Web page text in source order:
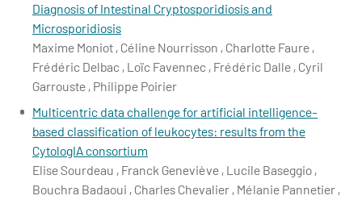
Diagnosis of Intestinal Cryptosporidiosis and
Microsporidiosis
Maxime Moniot , Céline Nourrisson , Charlotte Faure ,
Frédéric Delbac , Loïc Favennec , Frédéric Dalle , Cyril
Garrouste , Philippe Poirier
Multicentric data challenge for artificial intelligence-
based classification of leukocytes: results from the
CytologIA consortium
Elise Sourdeau , Franck Geneviève , Lucile Baseggio ,
Bouchra Badaoui , Charles Chevalier , Mélanie Pannetier ,